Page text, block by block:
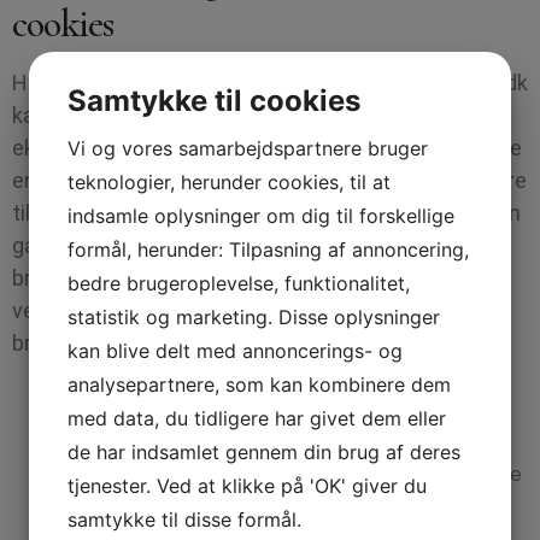
cookies
Hvis du ikke ønsker cookies fra bondestuenjyllinge.dk
kan du altid blokere for alle cookies, slette
eksisterende cookies på din computer eller modtage
en advarsel før, der gemmes en cookie. Alle browsere
tillader, at du sletter cookies enkeltvis eller alle på en
gang. Hvordan du gør det, afhænger af, hvilken
browser du anvender. Følg links nedenfor får at få
vejledninger til din browser. Husk, at bruger du flere
browsere, skal du slette cookies i dem alle.
Vejledning i at slette cookies på Microsoft
Internet Explorer
Vejledning i at slette cookies på Safari browser
Vejledning i at slette cookies på Google Chrome
browser
Samtykke til cookies
Vi og vores samarbejdspartnere bruger
teknologier, herunder cookies, til at
indsamle oplysninger om dig til forskellige
formål, herunder: Tilpasning af annoncering,
bedre brugeroplevelse, funktionalitet,
statistik og marketing. Disse oplysninger
kan blive delt med annoncerings- og
analysepartnere, som kan kombinere dem
med data, du tidligere har givet dem eller
de har indsamlet gennem din brug af deres
tjenester. Ved at klikke på 'OK' giver du
samtykke til disse formål.